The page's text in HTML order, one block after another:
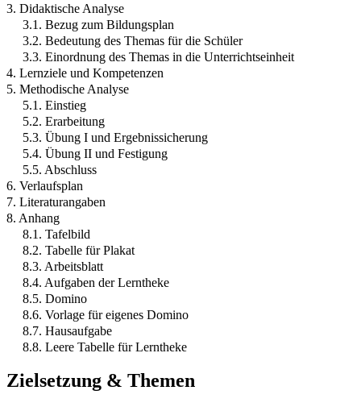
3. Didaktische Analyse
3.1. Bezug zum Bildungsplan
3.2. Bedeutung des Themas für die Schüler
3.3. Einordnung des Themas in die Unterrichtseinheit
4. Lernziele und Kompetenzen
5. Methodische Analyse
5.1. Einstieg
5.2. Erarbeitung
5.3. Übung I und Ergebnissicherung
5.4. Übung II und Festigung
5.5. Abschluss
6. Verlaufsplan
7. Literaturangaben
8. Anhang
8.1. Tafelbild
8.2. Tabelle für Plakat
8.3. Arbeitsblatt
8.4. Aufgaben der Lerntheke
8.5. Domino
8.6. Vorlage für eigenes Domino
8.7. Hausaufgabe
8.8. Leere Tabelle für Lerntheke
Zielsetzung & Themen